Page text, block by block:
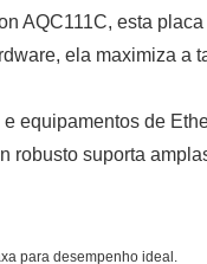
AQC111C, esta
ela maximiza a
equipamentos de
robusto suporta
para desempenho ideal.